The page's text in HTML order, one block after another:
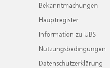
Bekanntmachungen
Hauptregister
Information zu UBS
Nutzungsbedingungen
Datenschutzerklärung